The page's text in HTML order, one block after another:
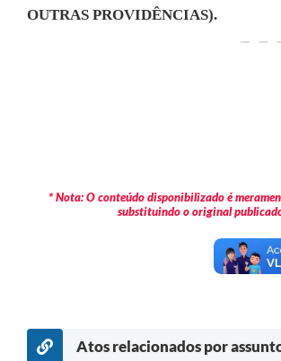
Legislação
OUTRAS PROVIDÊNCIAS).
* Nota: O conteúdo disponibilizado é
substituindo o original
Atos relacionados por